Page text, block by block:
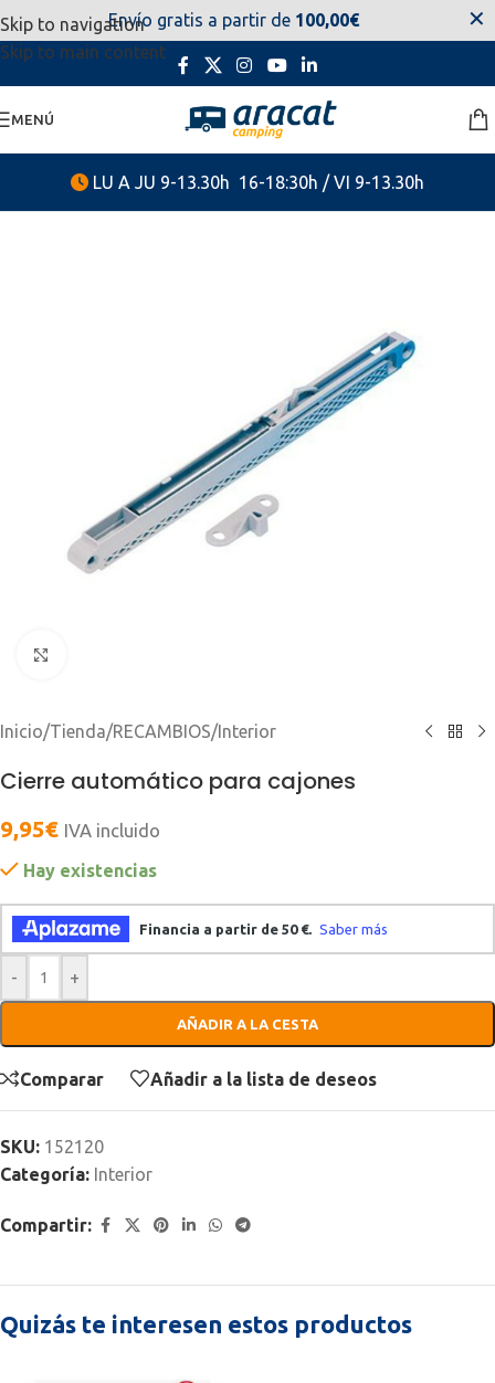
Skip to navigation
Skip to main content
estaremos disponibles. Disculpen las molestias.
MENÚ
LU A JU 9-13.30h 16-18:30h / VI 9-13.30h
Envío gratis a partir de 100,00€ ✕
Inicio/Tienda/RECAMBIOS/Interior
Cierre automático para cajones
9,95€ IVA incluido
Hay existencias
- +
AÑADIR A LA CESTA
Comparar Añadir a la lista de deseos
SKU: 152120
Categoría: Interior
Compartir:
Quizás te interesen estos productos